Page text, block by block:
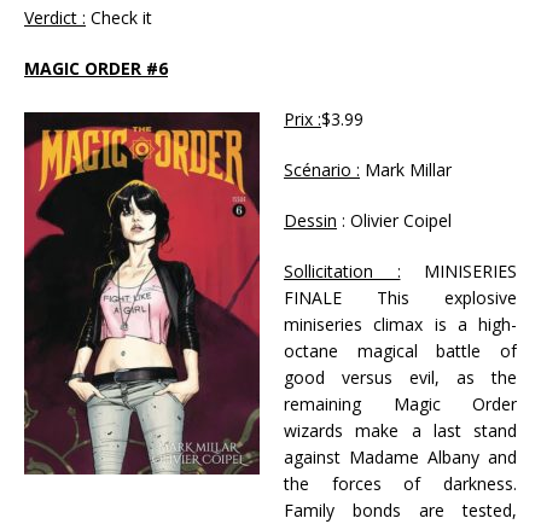
Verdict : Check it
MAGIC ORDER #6
Prix :$3.99
Scénario : Mark Millar
Dessin : Olivier Coipel
Sollicitation : MINISERIES
FINALE This explosive
miniseries climax is a high-
octane magical battle of
good versus evil, as the
remaining Magic Order
wizards make a last stand
against Madame Albany and
the forces of darkness.
Family bonds are tested,